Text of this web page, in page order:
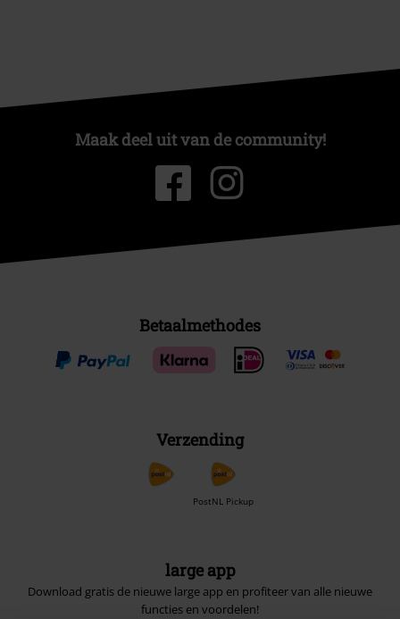
Maak deel uit van de community!
Betaalmethodes
Verzending
PostNL Pickup
large app
Download gratis de nieuwe large app en profiteer van alle nieuwe
functies en voordelen!